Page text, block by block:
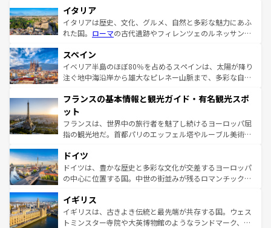
イタリア
イタリアは歴史、文化、グルメ、自然と多彩な魅力にあふ
れた国。 ローマの古代遺跡やフィレンツェのルネッサンス
ろん、トスカーナの美しい田園風景やアマルフィ海岸の絶
景など、自然景観も見逃せない。観光の合間には、本場の
ピザやパスタなど、絶品のイタリア料理を堪能することも
ませてくれるイタリアで、忘れられない旅をしてみよう！
なお、新着のイタリア情報は
しい。
スペイン
イベリア半島のほぼ80％を占めるスペインは、太陽が降り
注ぐ地中海沿岸から雄大なピレネー山脈まで、多彩な自然
文化が根付くこの国では、情熱的なフラメンコ、熱気あふ
れる闘牛、そして美味しいタパスが生活の一部となってい
る。首都マドリードの洗練された雰囲気や、バルセロナの
アートに溢れた街角から、地方では古代ローマ遺跡や中世
せる。地方によって風土や気候が異なるスペインはその個
性で訪れる人を魅了する。 なお、新着のスペイン情報は コ
ンテンツ一覧を参照してほしい。
フランスの基本情報と観光ガイド・有名観光スポ
ット
フランスは、世界中の旅行者を魅了し続けるヨーロッパ屈
指の観光地だ。首都パリのエッフェル塔やルーブル美術館
で、幅広い魅力が詰まっている。華麗な宮殿、歴史的な大
聖堂、美しいビーチ、そして豊かな自然が、訪れる者を心
から魅了する。また、フランスは美食の国としても知ら
いる。シャンパンの発祥地であるランス、プロヴァンスの
香り高いラベンダー畑など、多彩な楽しみ方が可能だ。さ
らに、パリ以外の地域にも魅力が溢れており、どの街角に
ドイツ
ドイツは、豊かな歴史と多彩な文化が交差するヨーロッパ
の中心に位置する国。中世の街並みが残るロマンチック街
顔を持つこの国は、どこを歩いても飽きることがない。ベ
ルリンの文化的活気、バイエルン州のアルプスの絶景、そ
してライン川沿いのワイン畑といった風景は必見。ビール
イギリス
イギリスは、古きよき伝統と最先端が共存する国。ウェス
トミンスター寺院や大英博物館のようなランドマーク、歴